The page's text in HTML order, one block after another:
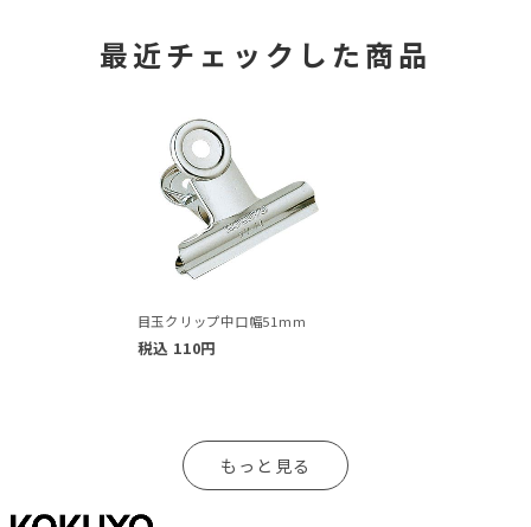
最近チェックした商品
目玉クリップ中口幅51mm
税込 110円
もっと見る